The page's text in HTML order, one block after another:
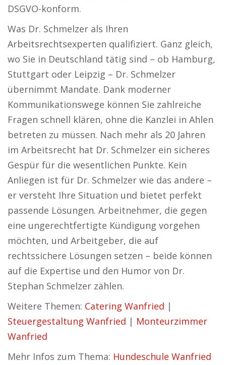
DSGVO-konform.
Was Dr. Schmelzer als Ihren
Arbeitsrechtsexperten qualifiziert. Ganz gleich,
wo Sie in Deutschland tätig sind – ob Hamburg,
Stuttgart oder Leipzig – Dr. Schmelzer
übernimmt Mandate. Dank moderner
Kommunikationswege können Sie zahlreiche
Fragen schnell klären, ohne die Kanzlei in Ahlen
betreten zu müssen. Nach mehr als 20 Jahren
im Arbeitsrecht hat Dr. Schmelzer ein sicheres
Gespür für die wesentlichen Punkte. Kein
Anliegen ist für Dr. Schmelzer wie das andere –
er versteht Ihre Situation und bietet perfekt
passende Lösungen. Arbeitnehmer, die gegen
eine ungerechtfertigte Kündigung vorgehen
möchten, und Arbeitgeber, die auf
rechtssichere Lösungen setzen – beide können
auf die Expertise und den Humor von Dr.
Stephan Schmelzer zählen.
Weitere Themen: Catering Wanfried |
Steuergestaltung Wanfried | Monteurzimmer
Wanfried
Mehr Infos zum Thema: Hundeschule Wanfried